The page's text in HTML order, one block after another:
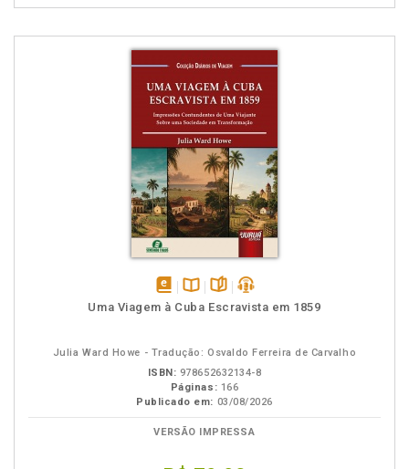
disponívelDisponível
páginaspodcast
Uma Viagem à Cuba Escravista em 1859
Julia Ward Howe - Tradução: Osvaldo Ferreira de Carvalho
ISBN: 978652632134-8
Páginas: 166
Publicado em: 03/08/2026
VERSÃO IMPRESSA